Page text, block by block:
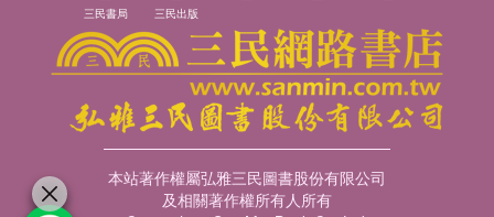
三民書局 三民出版
本站著作權屬弘雅三民圖書股份有限公司
及相關著作權所有人所有